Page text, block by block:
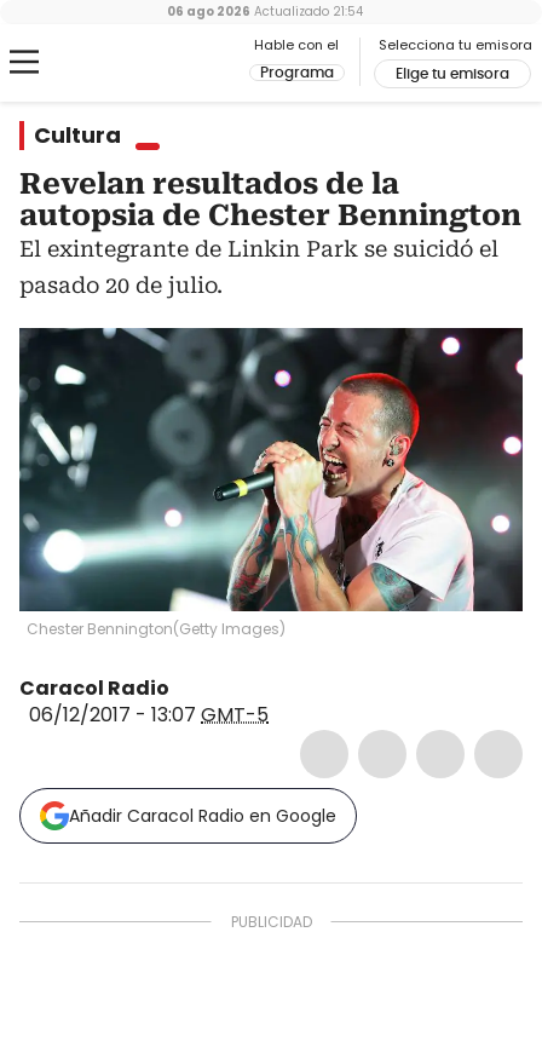
Hable con el
Programa
Selecciona tu emisora
Elige tu emisora
06 ago 2026 Actualizado 21:54
Cultura
Revelan resultados de la
autopsia de Chester Bennington
El exintegrante de Linkin Park se suicidó el
pasado 20 de julio.
Chester Bennington(Getty Images)
Caracol Radio
06/12/2017 - 13:07 GMT-5
Añadir Caracol Radio en Google